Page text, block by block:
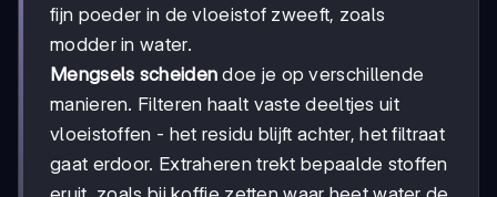
fijn poeder in de vloeistof zweeft, zoals
modder in water.
Mengsels scheiden doe je op verschillende
manieren. Filteren haalt vaste deeltjes uit
vloeistoffen - het residu blijft achter, het filtraat
gaat erdoor. Extraheren trekt bepaalde stoffen